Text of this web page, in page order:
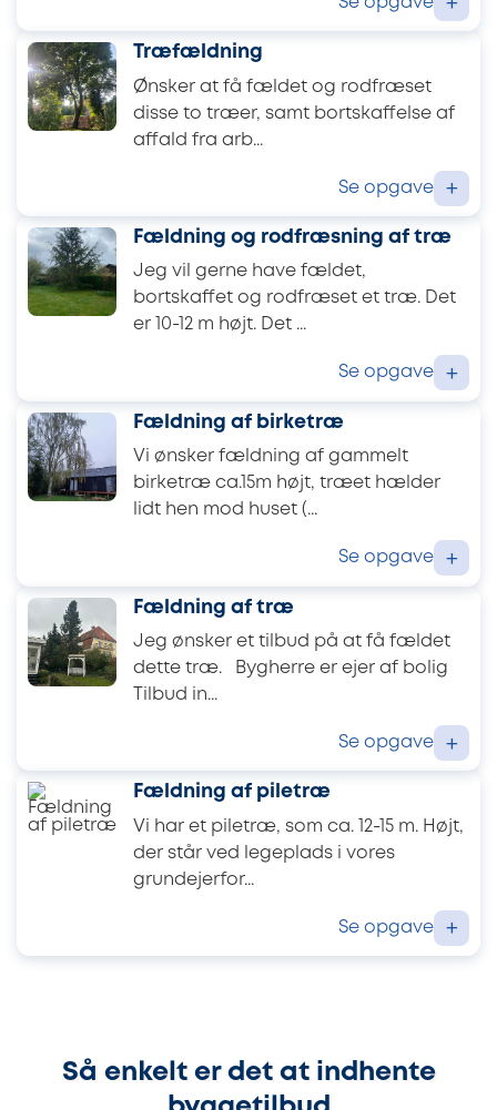
+
Træfældning
Ønsker at få fældet og rodfræset
disse to træer, samt bortskaffelse af
affald fra arb...
Se opgave +
Fældning og rodfræsning af træ
Jeg vil gerne have fældet,
bortskaffet og rodfræset et træ. Det
er 10-12 m højt. Det ...
Se opgave +
Fældning af birketræ
Vi ønsker fældning af gammelt
birketræ ca.15m højt, træet hælder
lidt hen mod huset (...
Se opgave +
Fældning af træ
Jeg ønsker et tilbud på at få fældet
dette træ. Bygherre er ejer af bolig
Tilbud in...
Se opgave +
Fældning af piletræ
Vi har et piletræ, som ca. 12-15 m. Højt,
der står ved legeplads i vores
grundejerfor...
Se opgave +
Så enkelt er det at indhente